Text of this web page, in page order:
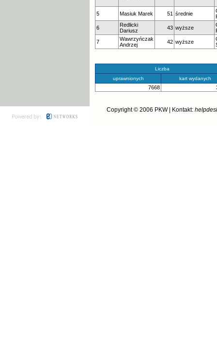
5 Masiuk Marek 51 średnie
6
Redlicki
Dariusz
43 wyższe
7
Wawrzyńczak
Andrzej
42 wyższe
Liczba
uprawnionych
kart wydanych
7668
Copyright © 2006 PKW| Kontakt: